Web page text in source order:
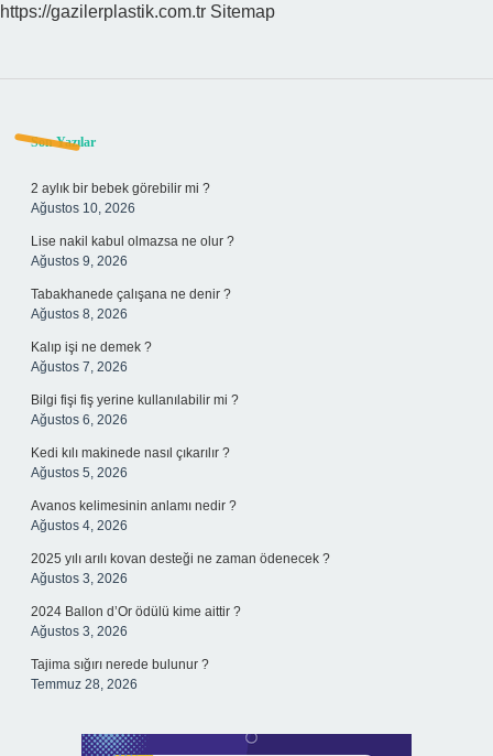
https://gazilerplastik.com.tr Sitemap
Sidebar
Son Yazılar
2 aylık bir bebek görebilir mi ?
Ağustos 10, 2026
Lise nakil kabul olmazsa ne olur ?
Ağustos 9, 2026
Tabakhanede çalışana ne denir ?
Ağustos 8, 2026
Kalıp işi ne demek ?
Ağustos 7, 2026
Bilgi fişi fiş yerine kullanılabilir mi ?
Ağustos 6, 2026
Kedi kılı makinede nasıl çıkarılır ?
Ağustos 5, 2026
Avanos kelimesinin anlamı nedir ?
Ağustos 4, 2026
2025 yılı arılı kovan desteği ne zaman ödenecek ?
Ağustos 3, 2026
2024 Ballon d’Or ödülü kime aittir ?
Ağustos 3, 2026
Tajima sığırı nerede bulunur ?
Temmuz 28, 2026